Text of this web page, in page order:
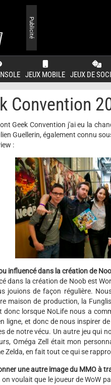
JEUX MOBILE JEUX DE
Publicité
Convention
Geek Convention j'ai eu la
Guellerin, également connu
:
influencé dans la création de
dans la création de Noob est
jouions de façon régulière.
maison de production, la
donc lorsque NoLife nous a
ligne, et donc de nous inspirer
de notre vécu. Un autre jeu qui
Oméga Zell était mon
Zelda, en fait tout ce qui se
une autre image du MMO à
voulait que le joueur de WoW